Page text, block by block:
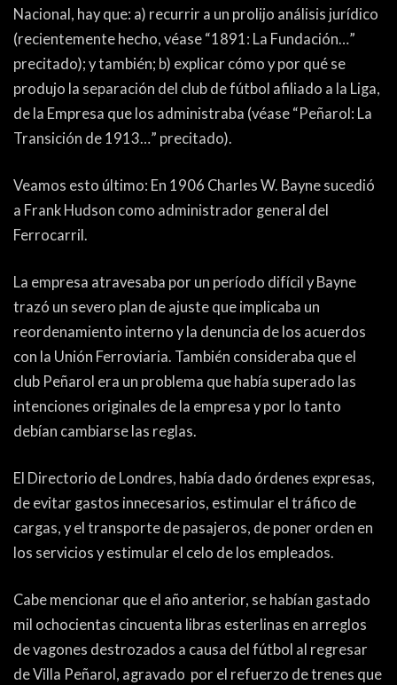
Nacional, hay que: a) recurrir a un prolijo análisis jurídico
(recientemente hecho, véase “1891: La Fundación…”
precitado); y también; b) explicar cómo y por qué se
produjo la separación del club de fútbol afiliado a la Liga,
de la Empresa que los administraba (véase “Peñarol: La
Transición de 1913…” precitado).
Veamos esto último: En 1906 Charles W. Bayne sucedió
a Frank Hudson como administrador general del
Ferrocarril.
La empresa atravesaba por un período difícil y Bayne
trazó un severo plan de ajuste que implicaba un
reordenamiento interno y la denuncia de los acuerdos
con la Unión Ferroviaria. También consideraba que el
club Peñarol era un problema que había superado las
intenciones originales de la empresa y por lo tanto
debían cambiarse las reglas.
El Directorio de Londres, había dado órdenes expresas,
de evitar gastos innecesarios, estimular el tráfico de
cargas, y el transporte de pasajeros, de poner orden en
los servicios y estimular el celo de los empleados.
Cabe mencionar que el año anterior, se habían gastado
mil ochocientas cincuenta libras esterlinas en arreglos
de vagones destrozados a causa del fútbol al regresar
de Villa Peñarol, agravado por el refuerzo de trenes que